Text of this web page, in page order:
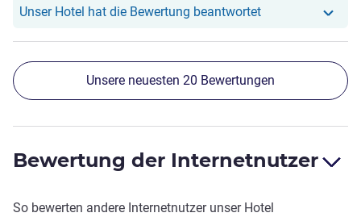
Unser Hotel hat die Bewertung beantwortetUnser Hotel hat
Unsere neuesten 20 Bewertungen
Bewertung der Internetnutzer
So bewerten andere Internetnutzer unser Hotel